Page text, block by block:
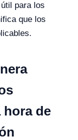
para los
que los
hora de